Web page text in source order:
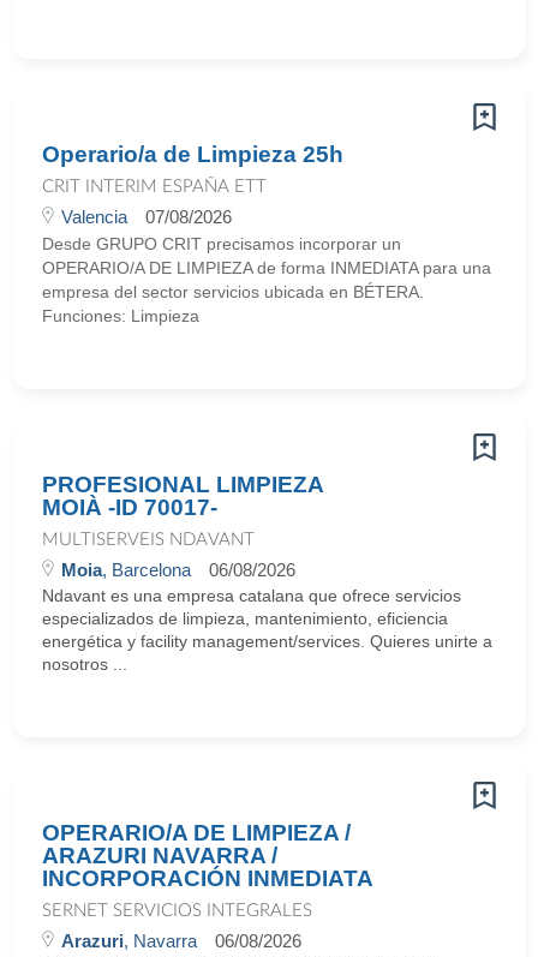
Operario/a de Limpieza 25h
CRIT INTERIM ESPAÑA ETT
Valencia 07/08/2026
Desde GRUPO CRIT precisamos incorporar un
OPERARIO/A DE LIMPIEZA de forma INMEDIATA para una
empresa del sector servicios ubicada en BÉTERA.
Funciones: Limpieza
PROFESIONAL LIMPIEZA
MOIÀ -ID 70017-
MULTISERVEIS NDAVANT
Moia, Barcelona 06/08/2026
Ndavant es una empresa catalana que ofrece servicios
especializados de limpieza, mantenimiento, eficiencia
energética y facility management/services. Quieres unirte a
nosotros ...
OPERARIO/A DE LIMPIEZA /
ARAZURI NAVARRA /
INCORPORACIÓN INMEDIATA
SERNET SERVICIOS INTEGRALES
Arazuri, Navarra 06/08/2026